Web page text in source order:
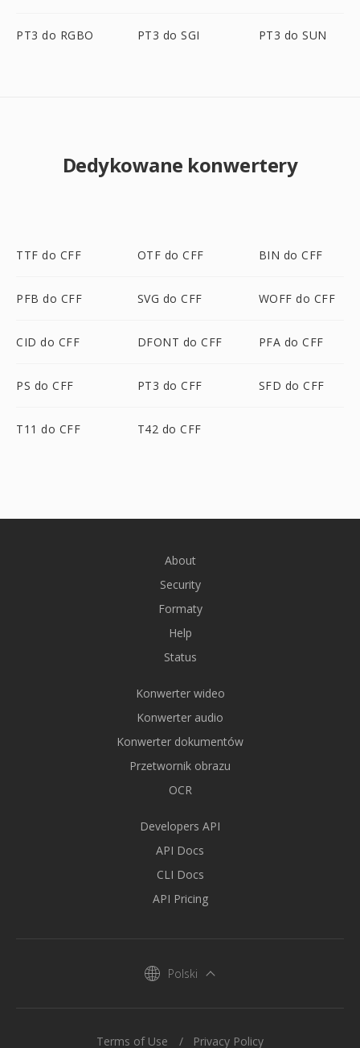
PT3 do RGBO PT3 do SGI PT3 do SUN
Dedykowane konwertery
TTF do CFF OTF do CFF BIN do CFF
PFB do CFF SVG do CFF WOFF do CFF
CID do CFF DFONT do CFF PFA do CFF
PS do CFF PT3 do CFF SFD do CFF
T11 do CFF T42 do CFF
About
Security
Formaty
Help
Status
Konwerter wideo
Konwerter audio
Konwerter dokumentów
Przetwornik obrazu
OCR
Developers API
API Docs
CLI Docs
API Pricing
Polski
Terms of Use Privacy Policy